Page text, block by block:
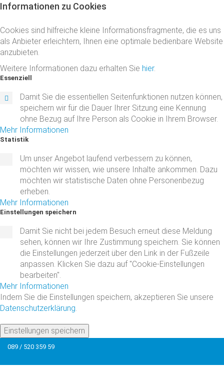
Informationen zu Cookies
Cookies sind hilfreiche kleine Informationsfragmente, die es uns
als Anbieter erleichtern, Ihnen eine optimale bedienbare Website
anzubieten.
Weitere Informationen dazu erhalten Sie hier.
Essenziell
Damit Sie die essentiellen Seitenfunktionen nutzen können,
speichern wir für die Dauer Ihrer Sitzung eine Kennung
ohne Bezug auf Ihre Person als Cookie in Ihrem Browser.
Mehr Informationen
Statistik
Um unser Angebot laufend verbessern zu können,
möchten wir wissen, wie unsere Inhalte ankommen. Dazu
möchten wir statistische Daten ohne Personenbezug
erheben.
Mehr Informationen
Einstellungen speichern
Damit Sie nicht bei jedem Besuch erneut diese Meldung
sehen, können wir Ihre Zustimmung speichern. Sie können
die Einstellungen jederzeit über den Link in der Fußzeile
anpassen. Klicken Sie dazu auf "Cookie-Einstellungen
bearbeiten".
Mehr Informationen
Indem Sie die Einstellungen speichern, akzeptieren Sie unsere
Datenschutzerklärung.
Einstellungen speichern
089 / 520 359 59